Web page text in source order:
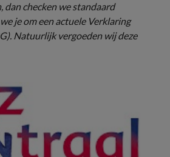
dan checken we standaard
je om een actuele Verklaring
Natuurlijk vergoeden wij deze